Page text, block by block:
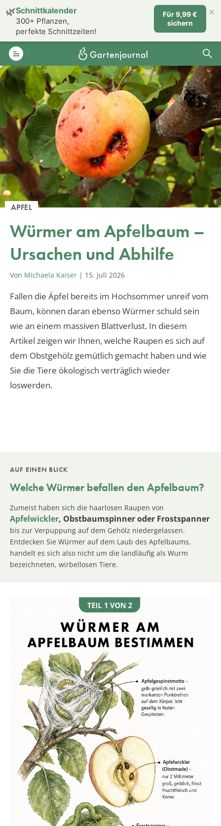
APFEL
Würmer am Apfelbaum –
Ursachen und Abhilfe
Von Michaela Kaiser | 15. Juli 2026
Fallen die Äpfel bereits im Hochsommer unreif vom
Baum, können daran ebenso Würmer schuld sein
wie an einem massiven Blattverlust. In diesem
Artikel zeigen wir Ihnen, welche Raupen es sich auf
dem Obstgehölz gemütlich gemacht haben und wie
Sie die Tiere ökologisch verträglich wieder
loswerden.
AUF EINEN BLICK
Welche Würmer befallen den Apfelbaum?
Zumeist haben sich die haarlosen Raupen von
Apfelwickler, Obstbaumspinner oder Frostspanner
bis zur Verpuppung auf dem Gehölz niedergelassen.
Entdecken Sie Würmer auf dem Laub des Apfelbaums,
handelt es sich also nicht um die landläufig als Wurm
bezeichneten, wirbellosen Tiere.
🌿Schnittkalender
300+ Pflanzen,
perfekte Schnittzeiten!
Für 9,99 €
sichern
×